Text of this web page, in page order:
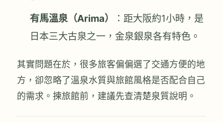
有馬溫泉（Arima）
：距大阪約1小時，是
日本三大古泉之一，金泉銀泉各有特色。
其實問題在於，很多旅客偏偏選了交通方便的地
方，卻忽略了溫泉水質與旅館風格是否配合自己
的需求。揀旅館前，建議先查清楚泉質說明。